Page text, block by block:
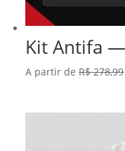
Kit Antifa
A partir deR$278,99